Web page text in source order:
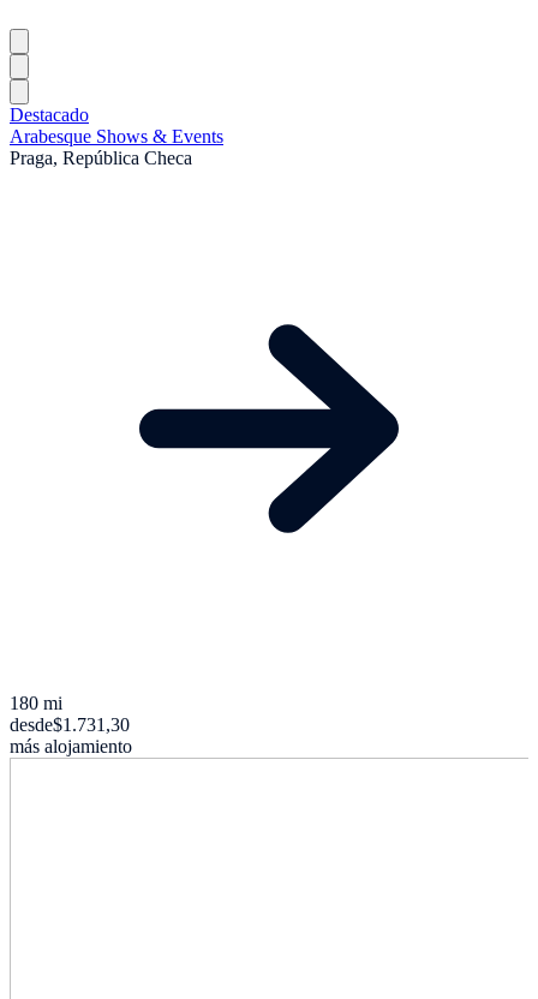
Destacado
Arabesque Shows & Events
Praga, República Checa
180 mi
desde$1.731,30
más alojamiento